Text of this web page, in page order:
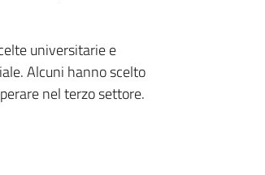
universitarie e
Alcuni hanno scelto
nel terzo settore.